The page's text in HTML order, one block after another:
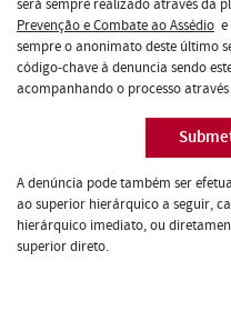
Prevenção e Combate ao Assédio
sempre o anonimato deste último
código-chave à denuncia sendo
acompanhando o processo
A denúncia pode também ser
ao superior hierárquico a seguir,
hierárquico imediato, ou
superior direto.